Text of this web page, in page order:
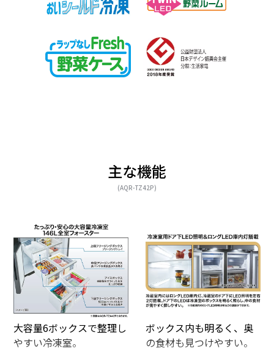
主な機能
(AQR-TZ42P)
大容量6ボックスで整理し
やすい冷凍室。
ボックス内も明るく、奥
の食材も見つけやすい。